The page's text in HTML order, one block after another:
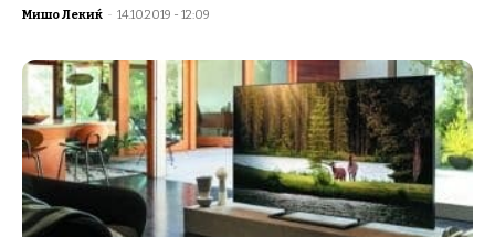
Мишо Лекиќ - 14.10.2019 - 12:09